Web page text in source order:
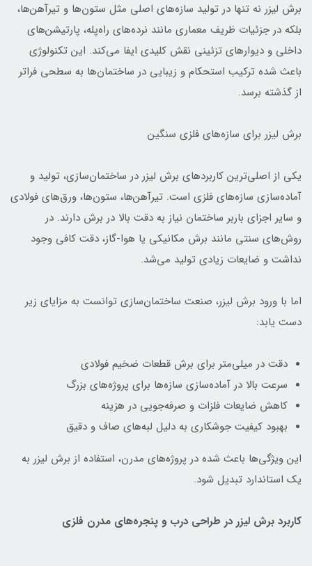
برش لیزر نه تنها در تولید سازه‌های اصلی مثل ستون‌ها و تیرآهن‌ها،
بلکه در جزئیات ظریف معماری مانند نرده‌های راه‌پله، پارتیشن‌های
داخلی و دیوارهای تزئینی نقش کلیدی ایفا می‌کند. این تکنولوژی
باعث شده ترکیب استحکام و زیبایی در ساختمان‌ها به سطحی فراتر
از گذشته برسد.
برش لیزر برای سازه‌های فلزی سنگین
یکی از اصلی‌ترین کاربردهای برش لیزر در ساختمان‌سازی، تولید و
آماده‌سازی سازه‌های فلزی است. تیرآهن‌ها، ستون‌ها، ورق‌های فولادی
و سایر اجزای باربر ساختمان نیاز به دقت بالا در برش دارند. در
روش‌های سنتی مانند برش مکانیکی یا هوا-گاز، دقت کافی وجود
نداشت و ضایعات زیادی تولید می‌شد.
اما با ورود برش لیزر، صنعت ساختمان‌سازی توانست به مزایای زیر
دست یابد:
دقت در میلی‌متر برای برش قطعات ضخیم فولادی
سرعت بالا در آماده‌سازی سازه‌ها برای پروژه‌های بزرگ
کاهش ضایعات فلزات و صرفه‌جویی در هزینه
بهبود کیفیت جوشکاری به دلیل لبه‌های صاف و دقیق
این ویژگی‌ها باعث شده در پروژه‌های مدرن، استفاده از برش لیزر به
یک استاندارد تبدیل شود.
کاربرد برش لیزر در طراحی درب و پنجره‌های مدرن فلزی